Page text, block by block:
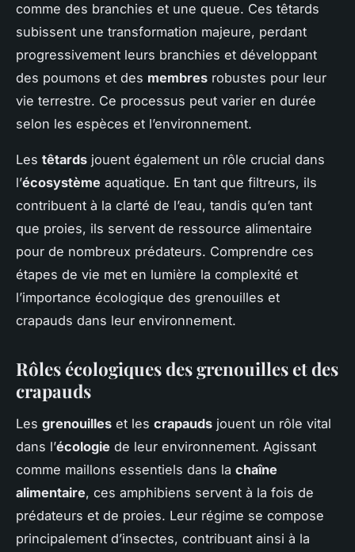
comme des branchies et une queue. Ces têtards
subissent une transformation majeure, perdant
progressivement leurs branchies et développant
des poumons et des membres robustes pour leur
vie terrestre. Ce processus peut varier en durée
selon les espèces et l’environnement.
Les têtards jouent également un rôle crucial dans
l’écosystème aquatique. En tant que filtreurs, ils
contribuent à la clarté de l’eau, tandis qu’en tant
que proies, ils servent de ressource alimentaire
pour de nombreux prédateurs. Comprendre ces
étapes de vie met en lumière la complexité et
l’importance écologique des grenouilles et
crapauds dans leur environnement.
Rôles écologiques des grenouilles et des
crapauds
Les grenouilles et les crapauds jouent un rôle vital
dans l’écologie de leur environnement. Agissant
comme maillons essentiels dans la chaîne
alimentaire, ces amphibiens servent à la fois de
prédateurs et de proies. Leur régime se compose
principalement d’insectes, contribuant ainsi à la